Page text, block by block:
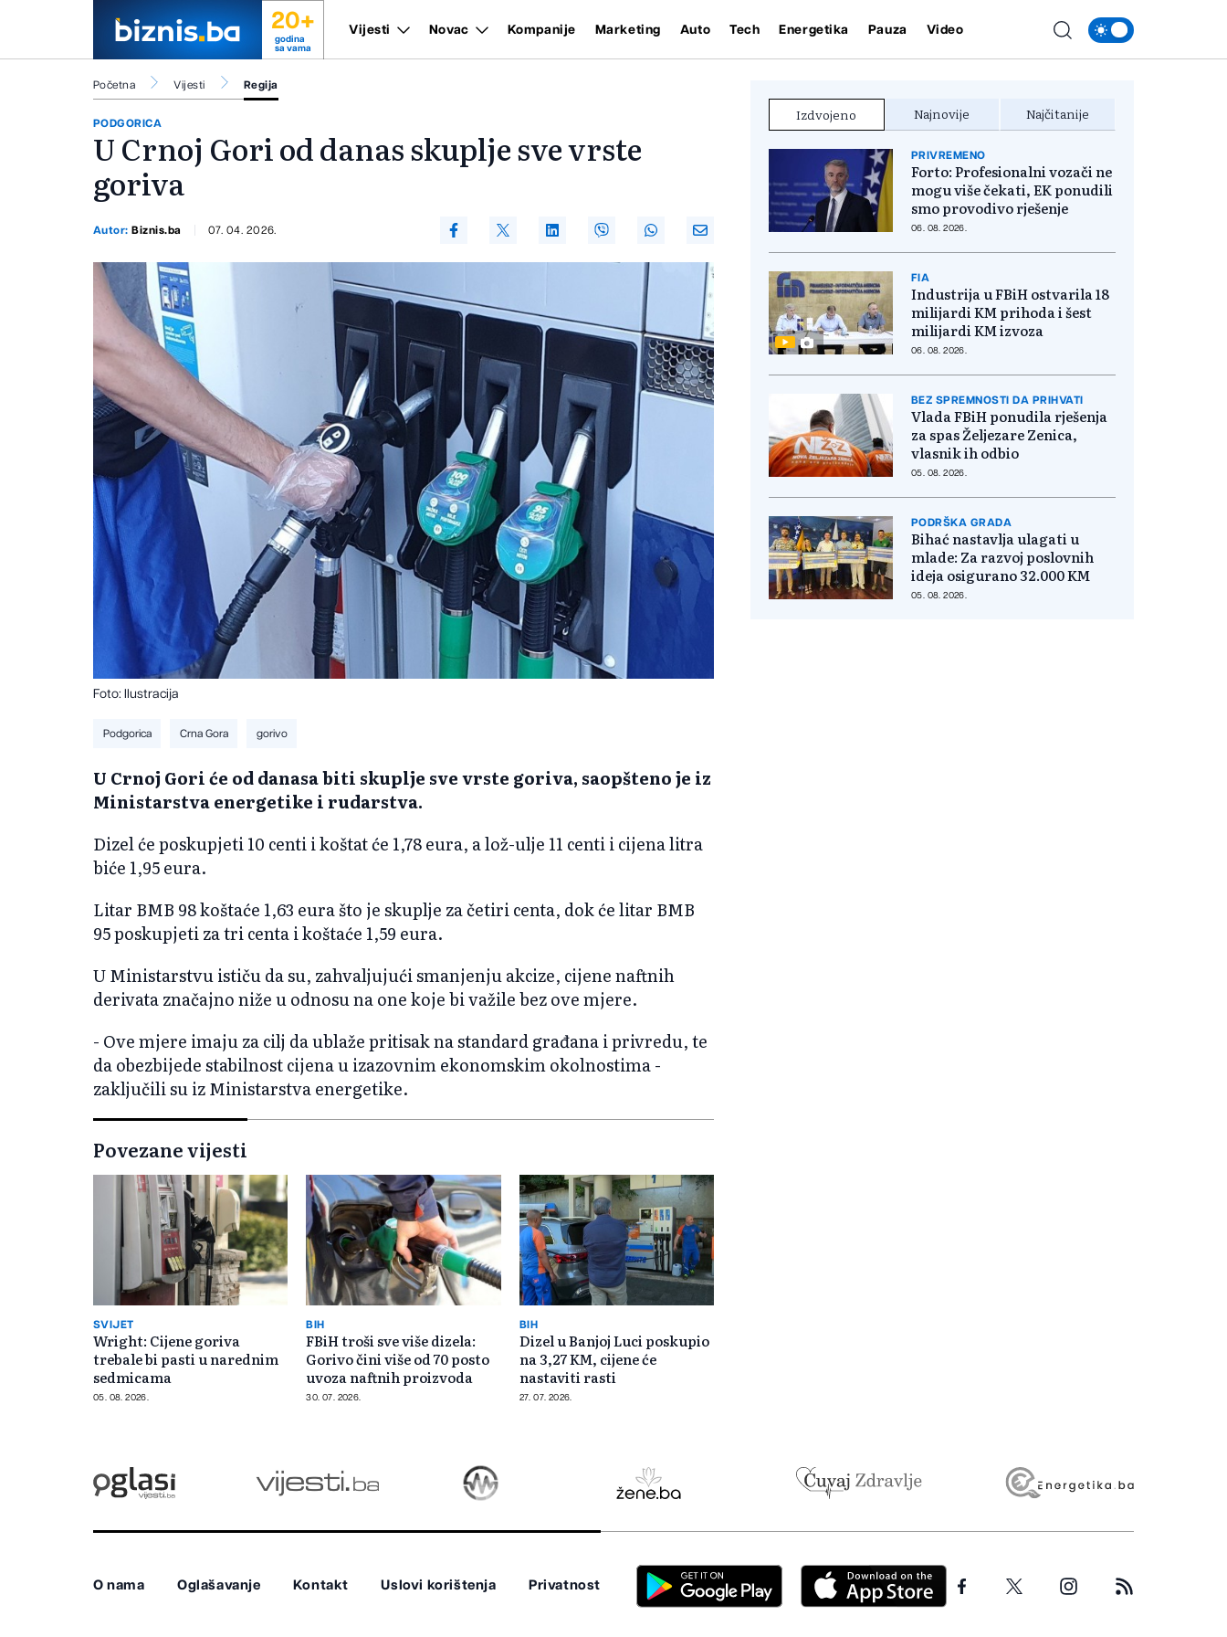
20+
godina
sa vama
Vijesti Novac Kompanije Marketing Auto Tech Energetika Pauza Video
Početna Vijesti Regija
PODGORICA
U Crnoj Gori od danas skuplje sve vrste
goriva
Autor:Biznis.ba 07. 04. 2026.
Foto: Ilustracija
Podgorica Crna Gora gorivo
U Crnoj Gori će od danasa biti skuplje sve vrste goriva, saopšteno je iz
Ministarstva energetike i rudarstva.
Dizel će poskupjeti 10 centi i koštat će 1,78 eura, a lož-ulje 11 centi i cijena litra
biće 1,95 eura.
Litar BMB 98 koštaće 1,63 eura što je skuplje za četiri centa, dok će litar BMB
95 poskupjeti za tri centa i koštaće 1,59 eura.
U Ministarstvu ističu da su, zahvaljujući smanjenju akcize, cijene naftnih
derivata značajno niže u odnosu na one koje bi važile bez ove mjere.
- Ove mjere imaju za cilj da ublaže pritisak na standard građana i privredu, te
da obezbijede stabilnost cijena u izazovnim ekonomskim okolnostima -
zaključili su iz Ministarstva energetike.
Povezane vijesti
SVIJET
Wright: Cijene goriva
trebale bi pasti u narednim
sedmicama
05. 08. 2026.
BIH
FBiH troši sve više dizela:
Gorivo čini više od 70 posto
uvoza naftnih proizvoda
30. 07. 2026.
BIH
Dizel u Banjoj Luci poskupio
na 3,27 KM, cijene će
nastaviti rasti
27. 07. 2026.
Izdvojeno Najnovije Najčitanije
PRIVREMENO
Forto: Profesionalni vozači ne
mogu više čekati, EK ponudili
smo provodivo rješenje
06. 08. 2026.
FIA
Industrija u FBiH ostvarila 18
milijardi KM prihoda i šest
milijardi KM izvoza
06. 08. 2026.
BEZ SPREMNOSTI DA PRIHVATI
Vlada FBiH ponudila rješenja
za spas Željezare Zenica,
vlasnik ih odbio
05. 08. 2026.
PODRŠKA GRADA
Bihać nastavlja ulagati u
mlade: Za razvoj poslovnih
ideja osigurano 32.000 KM
05. 08. 2026.
O nama Oglašavanje Kontakt Uslovi korištenja Privatnost